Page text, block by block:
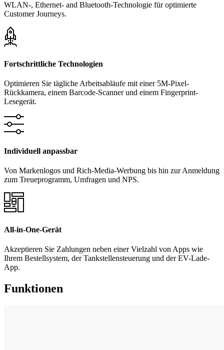
WLAN-, Ethernet- and Bluetooth-Technologie für optimierte
Customer Journeys.
Fortschrittliche Technologien
Optimieren Sie tägliche Arbeitsabläufe mit einer 5M-Pixel-
Rückkamera, einem Barcode-Scanner und einem Fingerprint-
Lesegerät.
Individuell anpassbar
Von Markenlogos und Rich-Media-Werbung bis hin zur Anmeldung
zum Treueprogramm, Umfragen und NPS.
All-in-One-Gerät
Akzeptieren Sie Zahlungen neben einer Vielzahl von Apps wie
Ihrem Bestellsystem, der Tankstellensteuerung und der EV-Lade-
App.
Funktionen